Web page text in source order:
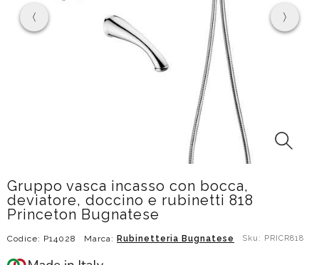
Gruppo vasca incasso con bocca,
deviatore, doccino e rubinetti 818
Princeton Bugnatese
Codice: P14028 Marca: Rubinetteria Bugnatese Sku: PRICR818